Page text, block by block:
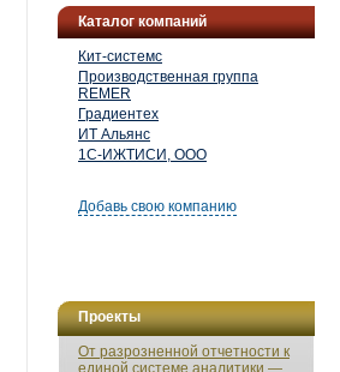
Каталог компаний
Кит-системс
Производственная группа
REMER
Градиентех
ИТ Альянс
1С-ИЖТИСИ, ООО
Добавь свою компанию
Проекты
От разрозненной отчетности к
единой системе аналитики —